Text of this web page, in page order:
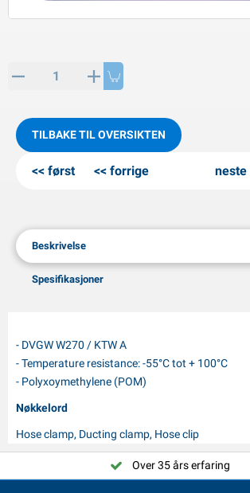
artikler
TILBAKE TIL OVERSIKTEN
først forrige neste
Beskrivelse
Spesifikasjoner
- DVGW W270 / KTW A
- Temperature resistance: -55°C tot + 100°C
- Polyxoymethylene (POM)
Nøkkelord
Hose clamp, Ducting clamp, Hose clip
Over 35 års erfaring